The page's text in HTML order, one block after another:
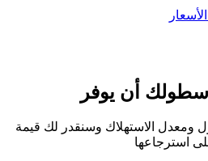
أن يوفر
ومعدل الاستهلاك وسنقدر لك قيمة
استرجاعها